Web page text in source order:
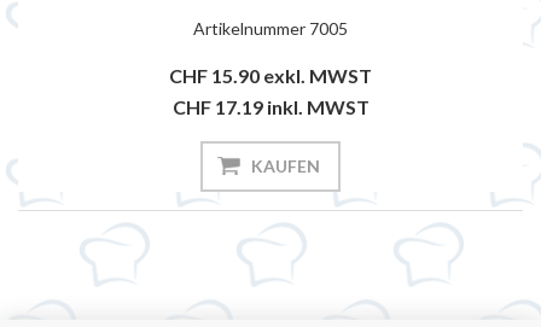
Artikelnummer 7005
CHF 15.90 exkl. MWST
CHF 17.19 inkl. MWST
KAUFEN